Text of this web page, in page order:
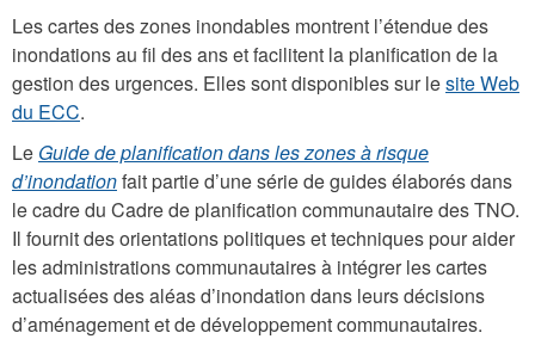
Les cartes des zones inondables montrent l’étendue des
inondations au fil des ans et facilitent la planification de la
gestion des urgences. Elles sont disponibles sur lesite Web
du ECC.
Le Guide de planification dans les zones à risque
d’inondationfait partie d’une série de guides élaborés dans
le cadre du Cadre de planification communautaire des TNO.
Il fournit des orientations politiques et techniques pour aider
les administrations communautaires à intégrer les cartes
actualisées des aléas d’inondation dans leurs décisions
d’aménagement et de développement communautaires.